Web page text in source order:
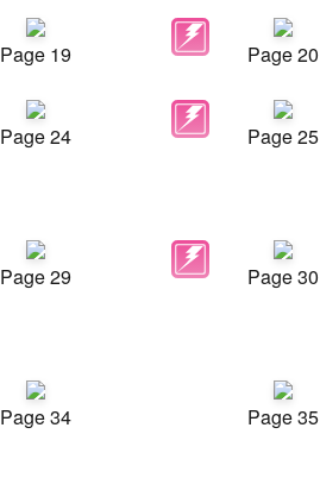
Page 19 Page 20
Page 24 Page 25
Page 29 Page 30
Page 34 Page 35